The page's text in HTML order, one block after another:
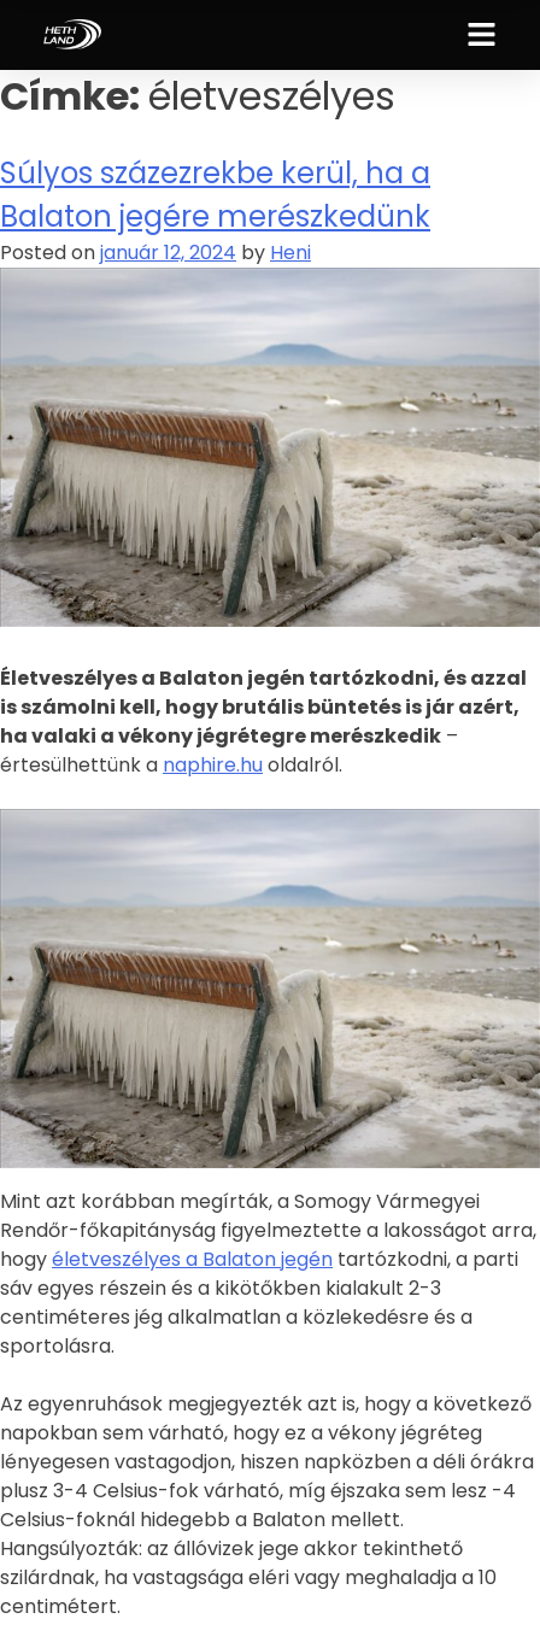
Címke: életveszélyes
Súlyos százezrekbe kerül, ha a
Balaton jegére merészkedünk
Posted onjanuár 12, 2024 by Heni
Életveszélyes a Balaton jegén tartózkodni, és azzal
is számolni kell, hogy brutális büntetés is jár azért,
ha valaki a vékony jégrétegre merészkedik –
értesülhettünk a naphire.huoldalról.
Mint azt korábban megírták, a Somogy Vármegyei
Rendőr-főkapitányság figyelmeztette a lakosságot arra,
hogyéletveszélyes a Balaton jegén tartózkodni, a parti
sáv egyes részein és a kikötőkben kialakult 2-3
centiméteres jég alkalmatlan a közlekedésre és a
sportolásra.
Az egyenruhások megjegyezték azt is, hogy a következő
napokban sem várható, hogy ez a vékony jégréteg
lényegesen vastagodjon, hiszen napközben a déli órákra
plusz 3-4 Celsius-fok várható, míg éjszaka sem lesz -4
Celsius-foknál hidegebb a Balaton mellett.
Hangsúlyozták: az állóvizek jege akkor tekinthető
szilárdnak, ha vastagsága eléri vagy meghaladja a 10
centimétert.